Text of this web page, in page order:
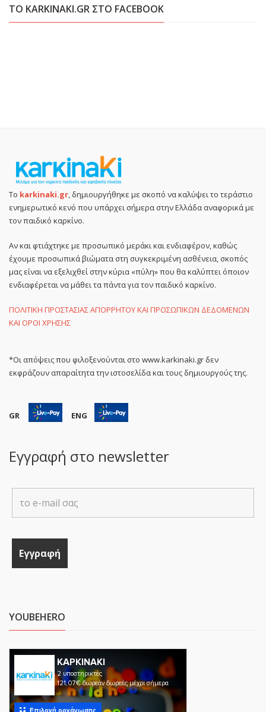
ΤΟ KARKINAKI.GR ΣΤΟ FACEBOOK
Το karkinaki.gr, δημιουργήθηκε με σκοπό να καλύψει το τεράστιο
ενημερωτικό κενό που υπάρχει σήμερα στην Ελλάδα αναφορικά με
τον παιδικό καρκίνο.
Αν και φτιάχτηκε με προσωπικό μεράκι και ενδιαφέρον, καθώς
έχουμε προσωπικά βιώματα στη συγκεκριμένη ασθένεια, σκοπός
μας είναι να εξελιχθεί στην κύρια «πύλη» που θα καλύπτει όποιον
ενδιαφέρεται να μάθει τα πάντα για τον παιδικό καρκίνο.
ΠΟΛΙΤΙΚΗ ΠΡΟΣΤΑΣΙΑΣ ΑΠΟΡΡΗΤΟΥ ΚΑΙ ΠΡΟΣΩΠΙΚΩΝ ΔΕΔΟΜΕΝΩΝ
ΚΑΙ ΟΡΟΙ ΧΡΗΣΗΣ
*Οι απόψεις που φιλοξενούνται στο www.karkinaki.gr δεν
εκφράζουν απαραίτητα την ιστοσελίδα και τους δημιουργούς της.
GR ENG
Εγγραφή στο newsletter
YOUBEHERO